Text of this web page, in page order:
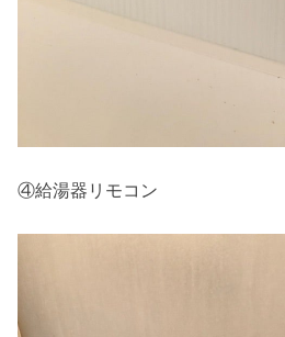
④給湯器リモコン